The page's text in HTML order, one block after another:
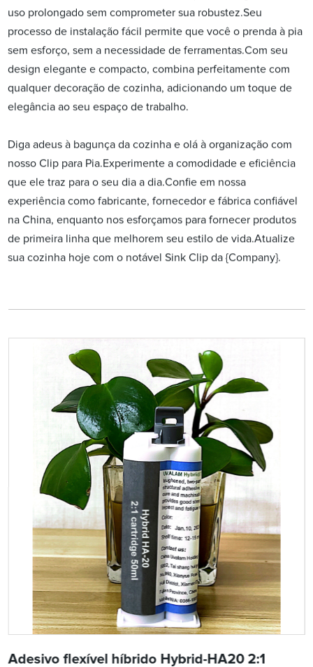
uso prolongado sem comprometer sua robustez.Seu
processo de instalação fácil permite que você o prenda à pia
sem esforço, sem a necessidade de ferramentas.Com seu
design elegante e compacto, combina perfeitamente com
qualquer decoração de cozinha, adicionando um toque de
elegância ao seu espaço de trabalho.
Diga adeus à bagunça da cozinha e olá à organização com
nosso Clip para Pia.Experimente a comodidade e eficiência
que ele traz para o seu dia a dia.Confie em nossa
experiência como fabricante, fornecedor e fábrica confiável
na China, enquanto nos esforçamos para fornecer produtos
de primeira linha que melhorem seu estilo de vida.Atualize
sua cozinha hoje com o notável Sink Clip da {Company}.
Adesivo flexível híbrido Hybrid-HA20 2:1